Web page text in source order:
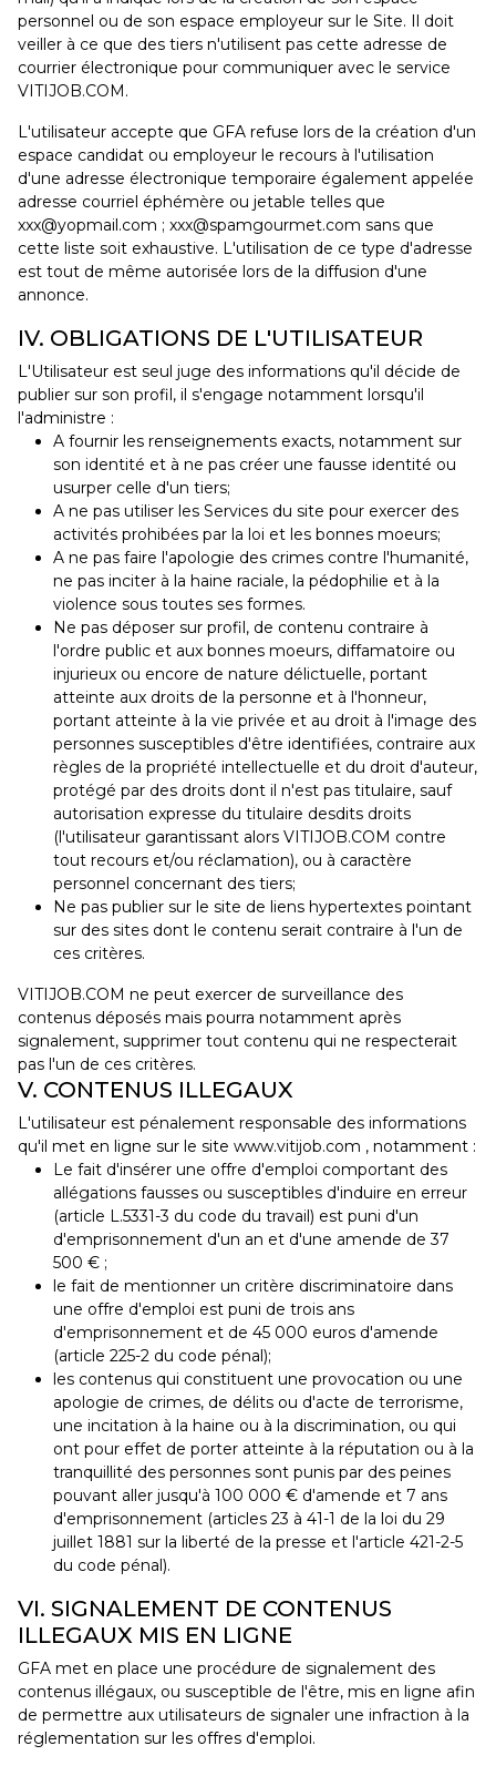
personnel ou de son espace employeur sur le Site. Il doit
veiller à ce que des tiers n'utilisent pas cette adresse de
courrier électronique pour communiquer avec le service
VITIJOB.COM.
L'utilisateur accepte que GFA refuse lors de la création d'un
espace candidat ou employeur le recours à l'utilisation
d'une adresse électronique temporaire également appelée
adresse courriel éphémère ou jetable telles que
xxx@yopmail.com ; xxx@spamgourmet.com sans que
cette liste soit exhaustive. L'utilisation de ce type d'adresse
est tout de même autorisée lors de la diffusion d'une
annonce.
IV. OBLIGATIONS DE L'UTILISATEUR
L'Utilisateur est seul juge des informations qu'il décide de
publier sur son profil, il s'engage notamment lorsqu'il
l'administre :
A fournir les renseignements exacts, notamment sur
son identité et à ne pas créer une fausse identité ou
usurper celle d'un tiers;
A ne pas utiliser les Services du site pour exercer des
activités prohibées par la loi et les bonnes moeurs;
A ne pas faire l'apologie des crimes contre l'humanité,
ne pas inciter à la haine raciale, la pédophilie et à la
violence sous toutes ses formes.
Ne pas déposer sur profil, de contenu contraire à
l'ordre public et aux bonnes moeurs, diffamatoire ou
injurieux ou encore de nature délictuelle, portant
atteinte aux droits de la personne et à l'honneur,
portant atteinte à la vie privée et au droit à l'image des
personnes susceptibles d'être identifiées, contraire aux
règles de la propriété intellectuelle et du droit d'auteur,
protégé par des droits dont il n'est pas titulaire, sauf
autorisation expresse du titulaire desdits droits
(l'utilisateur garantissant alors VITIJOB.COM contre
tout recours et/ou réclamation), ou à caractère
personnel concernant des tiers;
Ne pas publier sur le site de liens hypertextes pointant
sur des sites dont le contenu serait contraire à l'un de
ces critères.
VITIJOB.COM ne peut exercer de surveillance des
contenus déposés mais pourra notamment après
signalement, supprimer tout contenu qui ne respecterait
pas l'un de ces critères.
V. CONTENUS ILLEGAUX
L'utilisateur est pénalement responsable des informations
qu'il met en ligne sur le site www.vitijob.com , notamment :
Le fait d'insérer une offre d'emploi comportant des
allégations fausses ou susceptibles d'induire en erreur
(article L.5331-3 du code du travail) est puni d'un
d'emprisonnement d'un an et d'une amende de 37
500 € ;
le fait de mentionner un critère discriminatoire dans
une offre d'emploi est puni de trois ans
d'emprisonnement et de 45 000 euros d'amende
(article 225-2 du code pénal);
les contenus qui constituent une provocation ou une
apologie de crimes, de délits ou d'acte de terrorisme,
une incitation à la haine ou à la discrimination, ou qui
ont pour effet de porter atteinte à la réputation ou à la
tranquillité des personnes sont punis par des peines
pouvant aller jusqu'à 100 000 € d'amende et 7 ans
d'emprisonnement (articles 23 à 41-1 de la loi du 29
juillet 1881 sur la liberté de la presse et l'article 421-2-5
du code pénal).
VI. SIGNALEMENT DE CONTENUS
ILLEGAUX MIS EN LIGNE
GFA met en place une procédure de signalement des
contenus illégaux, ou susceptible de l'être, mis en ligne afin
de permettre aux utilisateurs de signaler une infraction à la
réglementation sur les offres d'emploi.